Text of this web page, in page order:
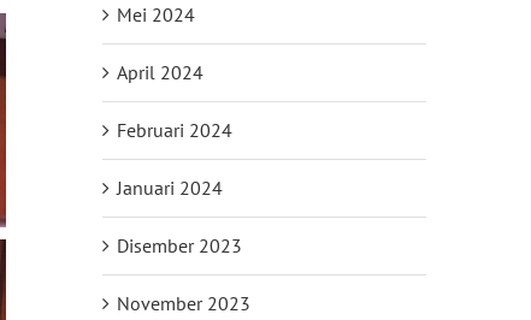
Mei 2024
April 2024
Februari 2024
Januari 2024
Disember 2023
November 2023